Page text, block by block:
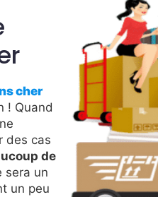
cher
! Quand
des cas
de
sera un
un peu